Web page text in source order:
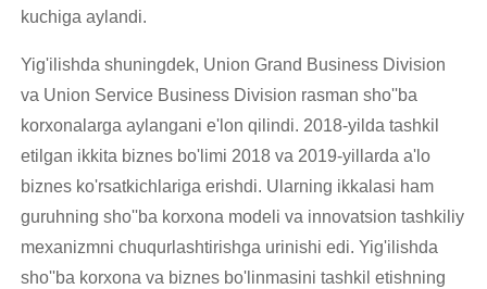
kuchiga aylandi.
Yig'ilishda shuningdek, Union Grand Business Division
va Union Service Business Division rasman sho''ba
korxonalarga aylangani e'lon qilindi. 2018-yilda tashkil
etilgan ikkita biznes bo'limi 2018 va 2019-yillarda a'lo
biznes ko'rsatkichlariga erishdi. Ularning ikkalasi ham
guruhning sho''ba korxona modeli va innovatsion tashkiliy
mexanizmni chuqurlashtirishga urinishi edi. Yig'ilishda
sho''ba korxona va biznes bo'linmasini tashkil etishning